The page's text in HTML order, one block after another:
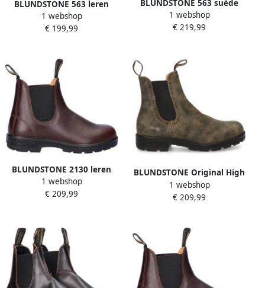
BLUNDSTONE 563 leren
chelseaboots bruin
1 webshop
€ 199,99
BLUNDSTONE 563 suède
chelsea boots cognac
1 webshop
€ 219,99
BLUNDSTONE 2130 leren
chelsea boots bordeaux
1 webshop
€ 209,99
BLUNDSTONE Original High
Top suède chelsea boots
bruin
1 webshop
€ 209,99